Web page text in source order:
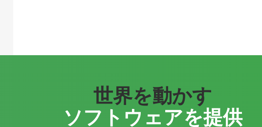
世界を動かす
ソフトウェアを提供